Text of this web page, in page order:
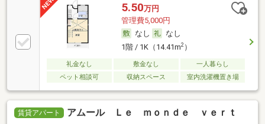
5.50万円
管理費5,000円
なし
なし
1階 / 1K（14.41m2）
礼金なし 敷金なし
一人暮らし
ペット相談可
収納スペース 室内洗濯機置き場
賃貸アパート アムール Ｌｅ ｍｏｎｄｅ ｖｅｒｔ